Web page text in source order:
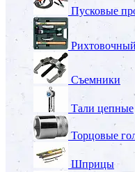
Пусковые
Съемники
Тали цепные
Торцовые
Шприцы